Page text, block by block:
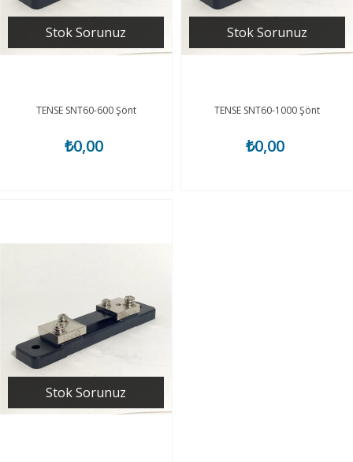
Stok Sorunuz
TENSE SNT60-600 Şönt
₺0,00
Stok Sorunuz
TENSE SNT60-1000 Şönt
₺0,00
Stok Sorunuz